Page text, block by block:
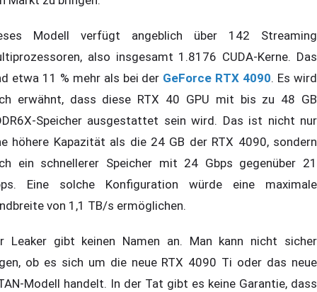
Modell verfügt angeblich über 142 Streaming
also insgesamt 1.8176 CUDA-Kerne. Das
etwa 11 % mehr als bei der GeForce RTX 4090. Es wird
erwähnt, dass diese RTX 40 GPU mit bis zu 48 GB
Speicher ausgestattet sein wird. Das ist nicht nur
höhere Kapazität als die 24 GB der RTX 4090, sondern
ein schnellerer Speicher mit 24 Gbps gegenüber 21
Eine solche Konfiguration würde eine maximale
von 1,1 TB/s ermöglichen.
Leaker gibt keinen Namen an. Man kann nicht sicher
ob es sich um die neue RTX 4090 Ti oder das neue
Modell handelt. In der Tat gibt es keine Garantie, dass